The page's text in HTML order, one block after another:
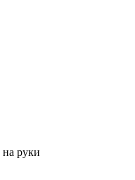
на руки